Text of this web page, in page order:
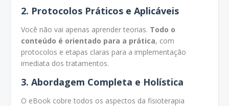
2. Protocolos Práticos e Aplicáveis
Você não vai apenas aprender teorias. Todo o
conteúdo é orientado para a prática, com
protocolos e etapas claras para a implementação
imediata dos tratamentos.
3. Abordagem Completa e Holística
O eBook cobre todos os aspectos da fisioterapia